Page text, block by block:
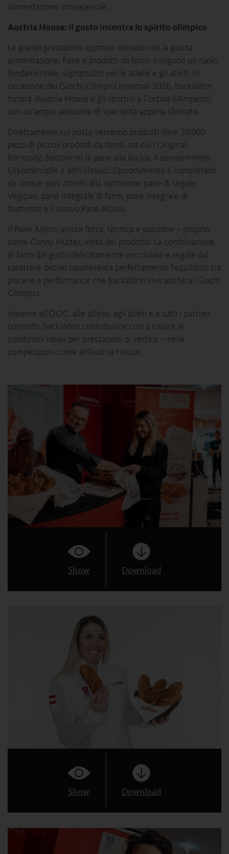
alimentazione consapevole.
Austria House: il gusto incontra lo spirito olimpico
Le grandi prestazioni sportive iniziano con la giusta
alimentazione. Pane e prodotti da forno svolgono un ruolo
fondamentale, soprattutto per le atlete e gli atleti. In
occasione dei Giochi Olimpici Invernali 2026, backaldrin
fornirà l’Austria House e gli sportivi a Cortina d’Ampezzo
con un’ampia selezione di specialità appena sfornate.
Direttamente sul posto verranno prodotti oltre 20.000
pezzi di piccoli prodotti da forno, tra cui l’Original
Kornspitz, bastoncini di pane alla lisciva, Kaisersemmeln,
Urkornknöpfe e altri classici. L’assortimento è completato
da cinque pani attenti alla nutrizione: pane di segale,
Vegipan, pane integrale di farro, pane integrale di
frumento e il nuovo Pane Alpino.
Il Pane Alpino unisce forza, tecnica e passione – proprio
come Conny Hütter, volto del prodotto. La combinazione
di farro dal gusto delicatamente nocciolato e segale dal
carattere deciso rappresenta perfettamente l’equilibrio tra
piacere e performance che backaldrin vive anche ai Giochi
Olimpici.
Insieme all’ÖOC, alle atlete, agli atleti e a tutti i partner
coinvolti, backaldrin contribuisce così a creare le
condizioni ideali per prestazioni di vertice – nelle
competizioni come all’Austria House.
Show Download
Show Download